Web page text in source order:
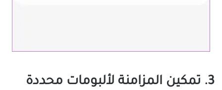
3. تمكين المزامنة لألبومات محددة